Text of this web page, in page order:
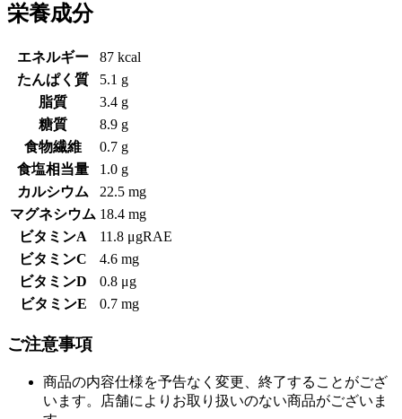
栄養成分
エネルギー
87 kcal
たんぱく質
5.1 g
脂質
3.4 g
糖質
8.9 g
食物繊維
0.7 g
食塩相当量
1.0 g
カルシウム
22.5 mg
マグネシウム 18.4 mg
ビタミンA
11.8 μgRAE
ビタミンC
4.6 mg
ビタミンD
0.8 μg
ビタミンE
0.7 mg
ご注意事項
商品の内容仕様を予告なく変更、終了することがござ
います。店舗によりお取り扱いのない商品がございま